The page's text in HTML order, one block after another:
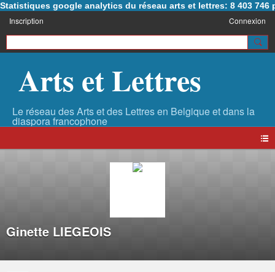
Statistiques google analytics du réseau arts et lettres: 8 403 746
Inscription Connexion
Arts et Lettres
Ginette LIEGEOIS